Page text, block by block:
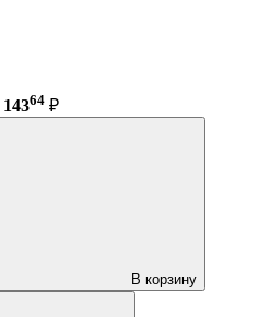
14364 ₽
В корзину